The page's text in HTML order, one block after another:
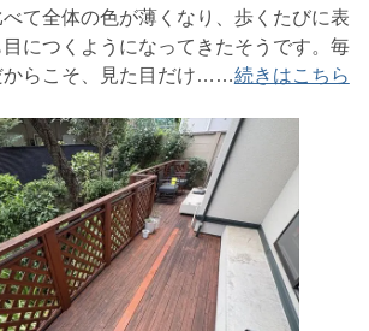
て全体の色が薄くなり、歩くたびに表
につくようになってきたそうです。毎
からこそ、見た目だけ……続きはこちら